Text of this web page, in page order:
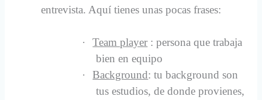
entrevista. Aquí tienes unas pocas frases:
· Team player : persona que trabaja
bien en equipo
·
Background: tu background son
tus estudios, de donde provienes,